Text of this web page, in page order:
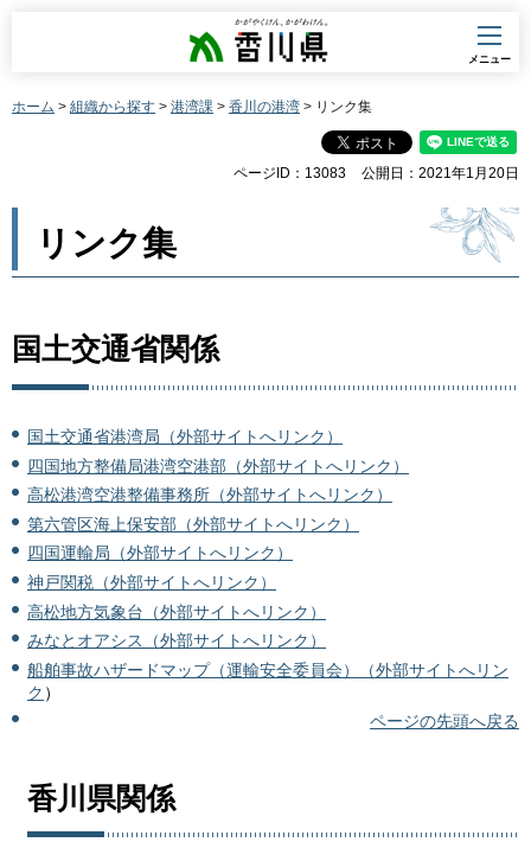
香川県
メニュー
ホーム > 組織から探す > 港湾課 > 香川の港湾 > リンク集
ページID：13083 公開日：2021年1月20日
リンク集
国土交通省関係
国土交通省港湾局（外部サイトへリンク）
四国地方整備局港湾空港部（外部サイトへリンク）
高松港湾空港整備事務所（外部サイトへリンク）
第六管区海上保安部（外部サイトへリンク）
四国運輸局（外部サイトへリンク）
神戸関税（外部サイトへリンク）
高松地方気象台（外部サイトへリンク）
みなとオアシス（外部サイトへリンク）
船舶事故ハザードマップ（運輸安全委員会）（外部サイトへリン
ク ）
ページの先頭へ戻る
香川県関係